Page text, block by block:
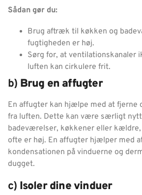
Sådan gør du:
Brug aftræk til køkken og
fugtigheden er høj.
Sørg for, at ventilationskanaler
luften kan cirkulere frit.
b) Brug en affugter
En affugter kan hjælpe med at fjerne
fra luften. Dette kan være særligt
badeværelser, køkkener eller
ofte er høj. En affugter hjælper med
kondensationen på vinduerne og
dugget.
c) Isoler dine vinduer